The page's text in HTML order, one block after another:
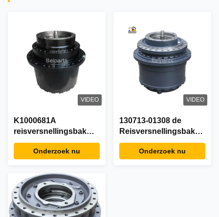
VIDEO
K1000681A
reisversnellingsbak
dh220-5 voor
Graafwerktuig
Onderzoek nu
VIDEO
130713-01308 de
Reisversnellingsbak
van DX520 DX530
Onderzoek nu